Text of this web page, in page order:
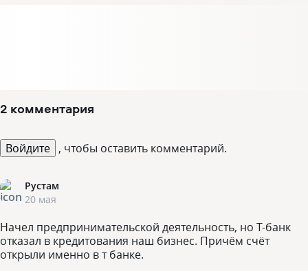
2 комментария
Войдите , чтобы оставить комментарий.
Рустам
20 мая
Начел предпринимательской деятельность, но Т-банк
отказал в кредитования наш бизнес. Причём счёт
открыли именно в т банке.